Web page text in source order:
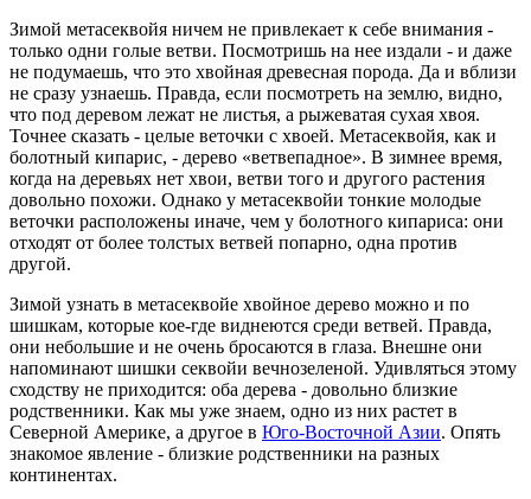
Зимой метасеквойя ничем не привлекает к себе внимания -
только одни голые ветви. Посмотришь на нее издали - и даже
не подумаешь, что это хвойная древесная порода. Да и вблизи
не сразу узнаешь. Правда, если посмотреть на землю, видно,
что под деревом лежат не листья, а рыжеватая сухая хвоя.
Точнее сказать - целые веточки с хвоей. Метасеквойя, как и
болотный кипарис, - дерево «ветвепадное». В зимнее время,
когда на деревьях нет хвои, ветви того и другого растения
довольно похожи. Однако у метасеквойи тонкие молодые
веточки расположены иначе, чем у болотного кипариса: они
отходят от более толстых ветвей попарно, одна против
другой.
Зимой узнать в метасеквойе хвойное дерево можно и по
шишкам, которые кое-где виднеются среди ветвей. Правда,
они небольшие и не очень бросаются в глаза. Внешне они
напоминают шишки секвойи вечнозеленой. Удивляться этому
сходству не приходится: оба дерева - довольно близкие
родственники. Как мы уже знаем, одно из них растет в
Северной Америке, а другое в Юго-Восточной Азии. Опять
знакомое явление - близкие родственники на разных
континентах.